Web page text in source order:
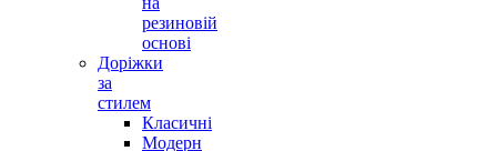
резиновій
основі
Доріжки
за
стилем
Класичні
Модерн